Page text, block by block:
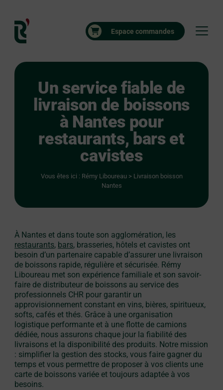
Espace commandes
Un service fiable de
livraison de boissons
à Nantes pour
restaurants, bars et
cavistes
Vous êtes ici : Rémy Liboureau > Livraison boisson
Nantes
À Nantes et dans toute son agglomération, les
restaurants, bars, brasseries, hôtels et cavistes ont
besoin d’un partenaire capable d’assurer une livraison
de boissons rapide, régulière et sécurisée. Rémy
Liboureau met son expérience familiale et son savoir-
faire de distributeur de boissons au service des
professionnels CHR pour garantir un
approvisionnement constant en vins, bières, spiritueux,
softs, cafés et thés. Grâce à une organisation
logistique performante et à une flotte de camions
dédiée, nous assurons chaque jour la fiabilité des
livraisons et la disponibilité des produits. Notre mission
: simplifier la gestion des stocks, vous faire gagner du
temps et vous permettre de proposer à vos clients une
carte de boissons variée et toujours adaptée à vos
besoins.